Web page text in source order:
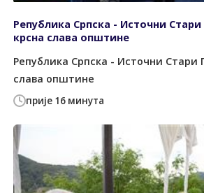
прије 16 минута
Република Српска - Источни
крсна слава општине
Република Српска - Источни Стари
слава општине